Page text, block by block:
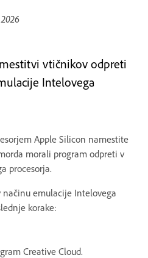
vtičnikov odpreti
Intelovega
Apple Silicon namestite
morali program odpreti v
procesorja.
emulacije Intelovega
korake:
Creative Cloud.